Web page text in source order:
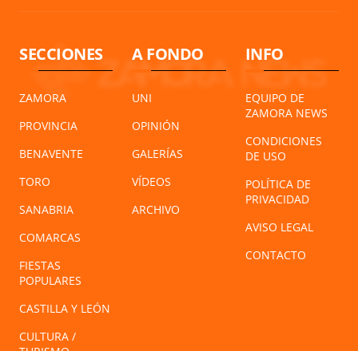
SECCIONES
ZAMORA
PROVINCIA
BENAVENTE
TORO
SANABRIA
COMARCAS
FIESTAS
POPULARES
CASTILLA Y LEÓN
CULTURA /
A FONDO
UNI
OPINIÓN
GALERÍAS
VÍDEOS
ARCHIVO
INFO
EQUIPO DE
ZAMORA NEWS
CONDICIONES
DE USO
POLÍTICA DE
PRIVACIDAD
AVISO LEGAL
CONTACTO